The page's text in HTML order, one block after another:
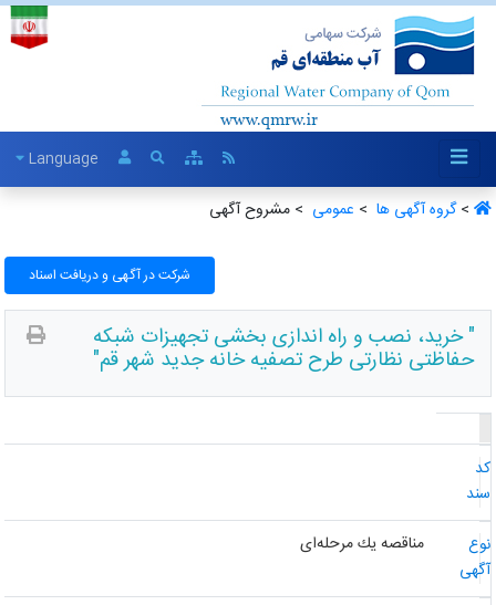
Language
>گروه آگهی ها ‏>عمومی ‏> مشروح آگهی
شرکت در آگهی و دریافت اسناد
" خرید، نصب و راه اندازی بخشی تجهیزات شبکه
حفاظتی نظارتی طرح تصفیه خانه جدید شهر قم"
مناقصه یك مرحله‌ای